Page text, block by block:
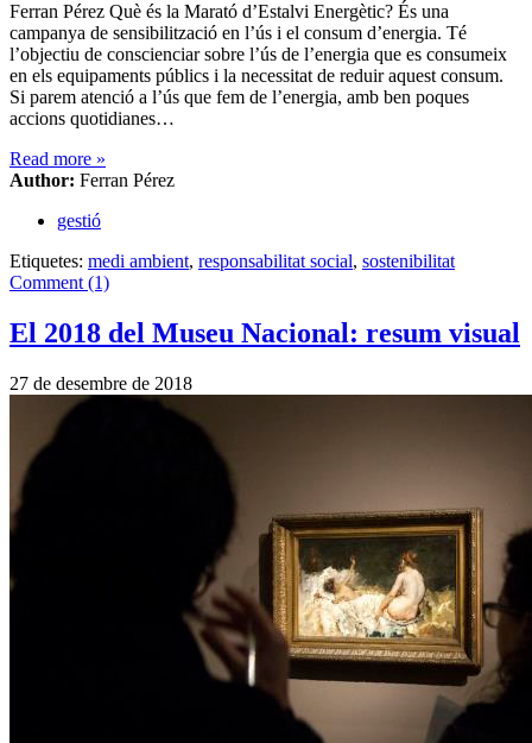
Ferran Pérez Què és la Marató d’Estalvi Energètic? És una
campanya de sensibilització en l’ús i el consum d’energia. Té
l’objectiu de conscienciar sobre l’ús de l’energia que es consumeix
en els equipaments públics i la necessitat de reduir aquest consum.
Si parem atenció a l’ús que fem de l’energia, amb ben poques
accions quotidianes…
Read more »
Author: Ferran Pérez
gestió
Etiquetes: medi ambient, responsabilitat social, sostenibilitat
Comment (1)
El 2018 del Museu Nacional: resum visual
27 de desembre de 2018